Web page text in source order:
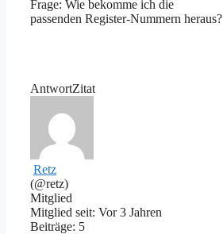
Frage: Wie bekomme ich die
passenden Register-Nummern heraus?
AntwortZitat
Retz
(@retz)
Mitglied
Mitglied seit: Vor 3 Jahren
Beiträge: 5